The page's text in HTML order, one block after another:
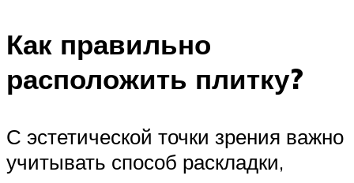
Как правильно
расположить плитку?
С эстетической точки зрения важно
учитывать способ раскладки,